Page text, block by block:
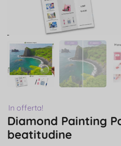
In offerta!
Diamond Painting
beatitudine